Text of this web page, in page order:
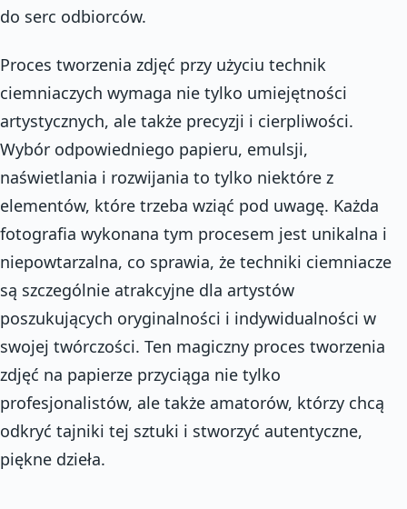
do serc odbiorców.
Proces tworzenia zdjęć przy użyciu technik
ciemniaczych wymaga nie tylko umiejętności
artystycznych, ale także precyzji i cierpliwości.
Wybór odpowiedniego papieru, emulsji,
naświetlania i rozwijania to tylko niektóre z
elementów, które trzeba wziąć pod uwagę. Każda
fotografia wykonana tym procesem jest unikalna i
niepowtarzalna, co sprawia, że techniki ciemniacze
są szczególnie atrakcyjne dla artystów
poszukujących oryginalności i indywidualności w
swojej twórczości. Ten magiczny proces tworzenia
zdjęć na papierze przyciąga nie tylko
profesjonalistów, ale także amatorów, którzy chcą
odkryć tajniki tej sztuki i stworzyć autentyczne,
piękne dzieła.